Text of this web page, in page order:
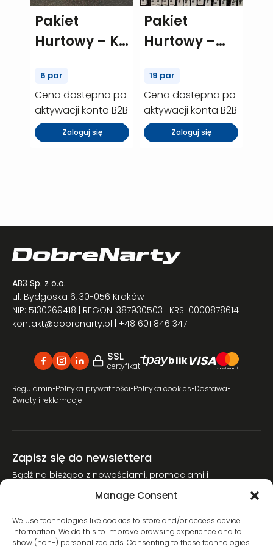
Manage Consent
We use technologies like cookies to store and/or access device
information. We do this to improve browsing experience and to
show (non-) personalized ads. Consenting to these technologies
Pakiet
Hurtowy – K2
6 szt.
(P00018)
6 par
Cena dostępna po
aktywacji konta B2B
Zaloguj się
Pakiet
Hurtowy –
3.0 – 19 szt.
(P00445)
19 par
Cena dostępna po
aktywacji konta B2B
Zaloguj się
AB3 Sp. z o.o.
ul. Bydgoska 6, 30-056 Kraków
NIP: 5130269418 | REGON: 387930503 | KRS: 0000878614
kontakt@dobrenarty.pl | +48 601 846 347
SSL
certyfikat blikVISA
Regulamin•Polityka prywatności•Polityka cookies•Dostawa•
Zwroty i reklamacje
Zapisz się do newslettera
Bądź na bieżąco z nowościami, promocjami i
Dołącz do naszej społeczności miłośników nart.